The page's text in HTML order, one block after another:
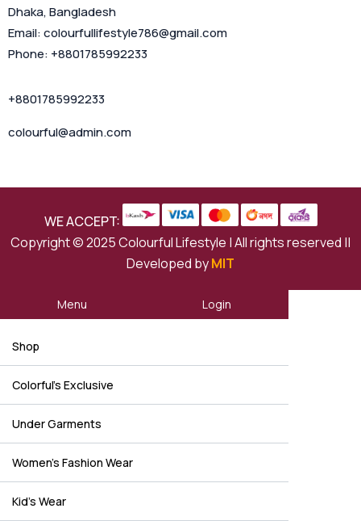
Dhaka, Bangladesh
Email: colourfullifestyle786@gmail.com
Phone: +8801785992233
+8801785992233
colourful@admin.com
WE ACCEPT:
Copyright © 2025 Colourful Lifestyle | All rights reserved ||
Developed byMIT
Menu Login
Shop
Colorful's Exclusive
Under Garments
Women's Fashion Wear
Kid's Wear